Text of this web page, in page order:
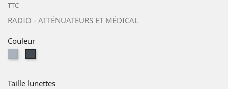
TTC
RADIO - ATTÉNUATEURS ET MÉDICAL
Couleur
Taille lunettes